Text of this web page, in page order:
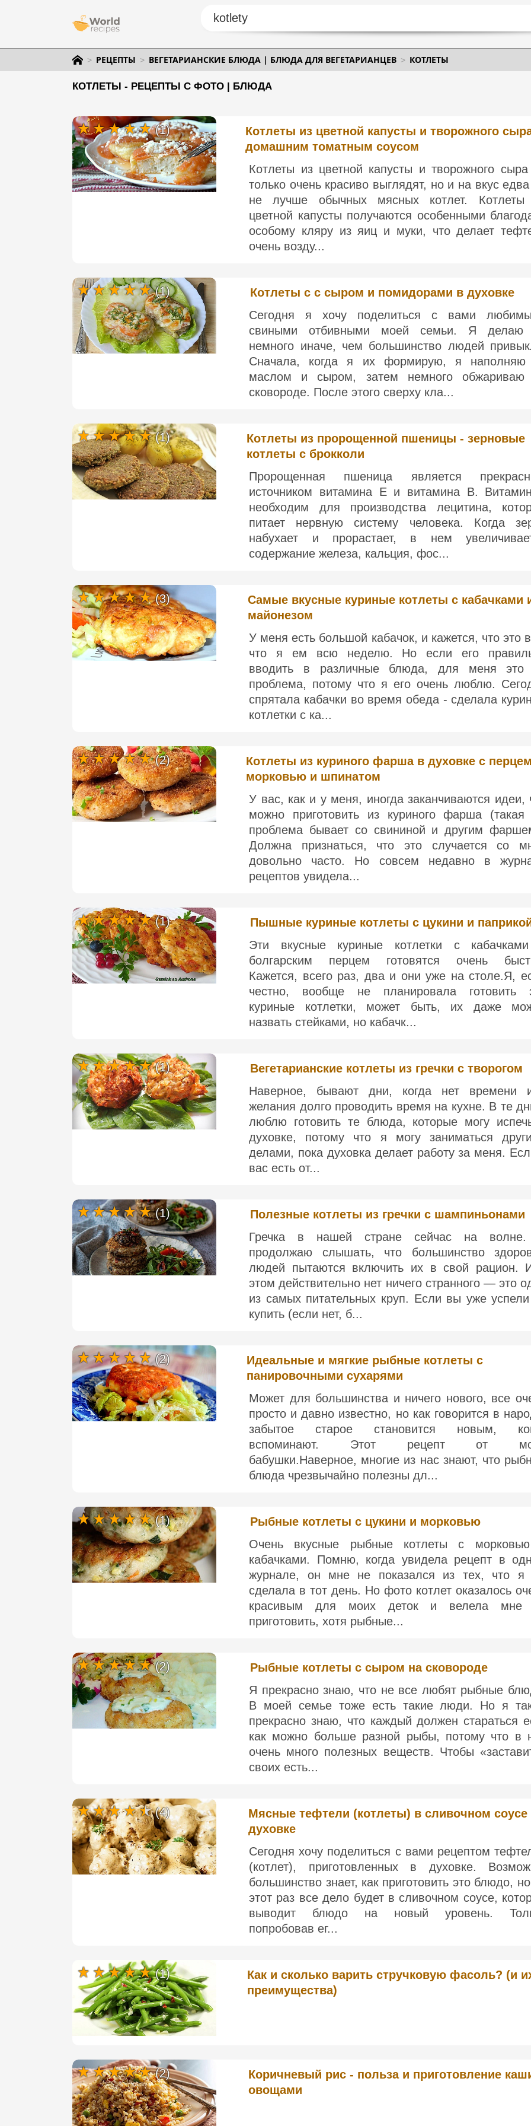
РЕЦЕПТЫ ВЕГЕТАРИАНСКИЕ БЛЮДА | БЛЮДА ДЛЯ ВЕГЕТАРИАНЦЕВ КОТЛЕТЫ
КОТЛЕТЫ - РЕЦЕПТЫ С ФОТО | БЛЮДА
Котлеты из цветной капусты и творожного
домашним томатным соусом
Котлеты из цветной капусты и творожного
только очень красиво выглядят, но и на вкус
не лучше обычных мясных котлет. Котлеты
цветной капусты получаются особенными
особому кляру из яиц и муки, что делает
очень возду...
(1)
Котлеты с с сыром и помидорами в духовке
Сегодня я хочу поделиться с вами
свиными отбивными моей семьи. Я делаю
немного иначе, чем большинство людей
Сначала, когда я их формирую, я наполняю
маслом и сыром, затем немного обжариваю
сковороде. После этого сверху кла...
(1)
Котлеты из пророщенной пшеницы - зерновые
котлеты с брокколи
Пророщенная пшеница является
источником витамина Е и витамина В.
необходим для производства лецитина,
питает нервную систему человека. Когда
набухает и прорастает, в нем
содержание железа, кальция, фос...
(1)
Самые вкусные куриные котлеты с кабачками
майонезом
У меня есть большой кабачок, и кажется, что это
что я ем всю неделю. Но если его
вводить в различные блюда, для меня это
проблема, потому что я его очень люблю.
спрятала кабачки во время обеда - сделала
котлетки с ка...
(3)
Котлеты из куриного фарша в духовке с
морковью и шпинатом
У вас, как и у меня, иногда заканчиваются идеи,
можно приготовить из куриного фарша
проблема бывает со свининой и другим
Должна признаться, что это случается со
довольно часто. Но совсем недавно в
рецептов увидела...
(2)
Пышные куриные котлеты с цукини и
Эти вкусные куриные котлетки с
болгарским перцем готовятся очень
Кажется, всего раз, два и они уже на столе.Я,
честно, вообще не планировала готовить
куриные котлетки, может быть, их даже
назвать стейками, но кабачк...
(1)
Вегетарианские котлеты из гречки с творогом
Наверное, бывают дни, когда нет времени
желания долго проводить время на кухне. В те
люблю готовить те блюда, которые могу
духовке, потому что я могу заниматься
делами, пока духовка делает работу за меня.
вас есть от...
(1)
Полезные котлеты из гречки с шампиньонами
Гречка в нашей стране сейчас на
продолжаю слышать, что большинство
людей пытаются включить их в свой рацион.
этом действительно нет ничего странного — это
из самых питательных круп. Если вы уже
купить (если нет, б...
(1)
Идеальные и мягкие рыбные котлеты с
панировочными сухарями
Может для большинства и ничего нового, все
просто и давно известно, но как говорится в
забытое старое становится новым,
вспоминают. Этот рецепт от
бабушки.Наверное, многие из нас знают, что
блюда чрезвычайно полезны дл...
(2)
Рыбные котлеты с цукини и морковью
Очень вкусные рыбные котлеты с
кабачками. Помню, когда увидела рецепт в
журнале, он мне не показался из тех, что я
сделала в тот день. Но фото котлет оказалось
красивым для моих деток и велела мне
приготовить, хотя рыбные...
(1)
Рыбные котлеты с сыром на сковороде
Я прекрасно знаю, что не все любят рыбные
В моей семье тоже есть такие люди. Но я
прекрасно знаю, что каждый должен стараться
как можно больше разной рыбы, потому что в
очень много полезных веществ. Чтобы
своих есть...
(2)
Мясные тефтели (котлеты) в сливочном соусе
духовке
Сегодня хочу поделиться с вами рецептом
(котлет), приготовленных в духовке.
большинство знает, как приготовить это блюдо,
этот раз все дело будет в сливочном соусе,
выводит блюдо на новый уровень.
попробовав ег...
(4)
Как и сколько варить стручковую фасоль? (и
преимущества)
(1)
Коричневый рис - польза и приготовление
овощами
(2)